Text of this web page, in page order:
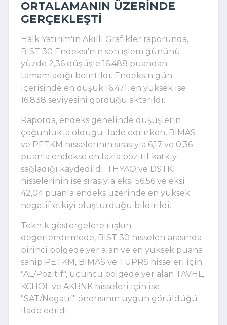
ORTALAMANIN ÜZERINDE
GERÇEKLEŞTI
Halk Yatırım'ın Akıllı Grafikler raporunda,
BIST 30 Endeksi'nin son işlem gününü
yüzde 2,36 düşüşle 16.488 puandan
tamamladığı belirtildi. Endeksin gün
içerisinde en düşük 16.471, en yüksek ise
16.838 seviyesini gördüğü aktarıldı.
Raporda, endeks genelinde düşüşlerin
çoğunlukta olduğu ifade edilirken, BIMAS
ve PETKM hisselerinin sırasıyla 6,17 ve 0,36
puanla endekse en fazla pozitif katkıyı
sağladığı kaydedildi. THYAO ve DSTKF
hisselerinin ise sırasıyla eksi 56,56 ve eksi
42,04 puanla endeks üzerinde en yüksek
negatif etkiyi oluşturduğu bildirildi.
Teknik göstergelere ilişkin
değerlendirmede, BIST 30 hisseleri arasında
birinci bölgede yer alan ve en yüksek puana
sahip PETKM, BIMAS ve TUPRS hisseleri için
"AL/Pozitif", üçüncü bölgede yer alan TAVHL,
KCHOL ve AKBNK hisseleri için ise
"SAT/Negatif" önerisinin uygun görüldüğü
ifade edildi.